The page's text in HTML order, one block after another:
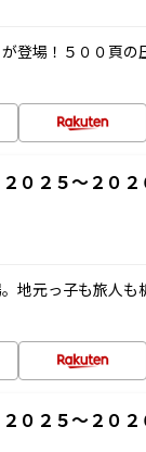
登場！５００頁
２５～２０２
地元っ子も旅人
２５～２０２